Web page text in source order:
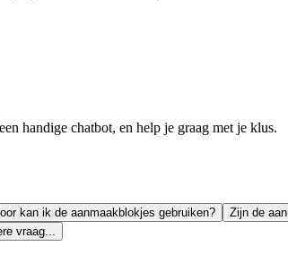
handige chatbot, en help je graag met je klus.
kan ik de aanmaakblokjes gebruiken? Zijn de
vraag...